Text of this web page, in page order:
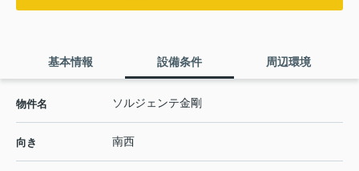
基本情報 設備条件 周辺環境
物件名 ソルジェンテ金剛
向き 南西